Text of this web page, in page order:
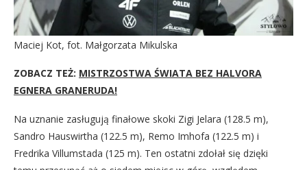
Maciej Kot, fot. Małgorzata Mikulska
ZOBACZ TEŻ: MISTRZOSTWA ŚWIATA BEZ HALVORA
EGNERA GRANERUDA!
Na uznanie zasługują finałowe skoki Zigi Jelara (128.5 m),
Sandro Hauswirtha (122.5 m), Remo Imhofa (122.5 m) i
Fredrika Villumstada (125 m). Ten ostatni zdołał się dzięki